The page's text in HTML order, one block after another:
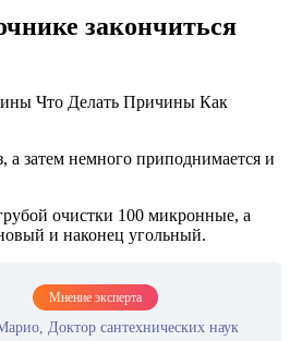
закончиться
а затем немного приподнимается и
очистки 100 микронные, а
и наконец угольный.
Мнение эксперта
Доктор сантехнических наук